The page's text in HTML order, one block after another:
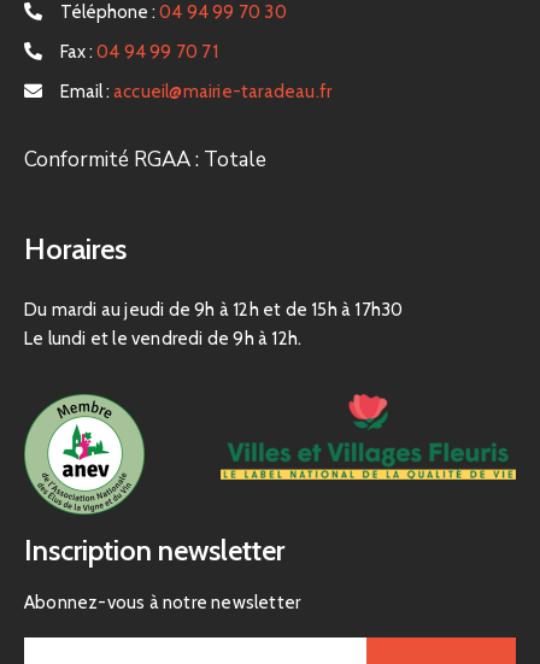
Téléphone : 04 94 99 70 30
Fax : 04 94 99 70 71
Email : accueil@mairie-taradeau.fr
Conformité RGAA : Totale
Horaires
Du mardi au jeudi de 9h à 12h et de 15h à 17h30
Le lundi et le vendredi de 9h à 12h.
Inscription newsletter
Abonnez-vous à notre newsletter